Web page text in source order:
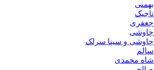
و سینا سرلک
محمدی